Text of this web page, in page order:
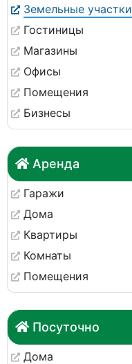
Земельные участки
Гостиницы
Магазины
Офисы
Помещения
Бизнесы
Аренда
Гаражи
Дома
Квартиры
Комнаты
Помещения
Посуточно
Дома